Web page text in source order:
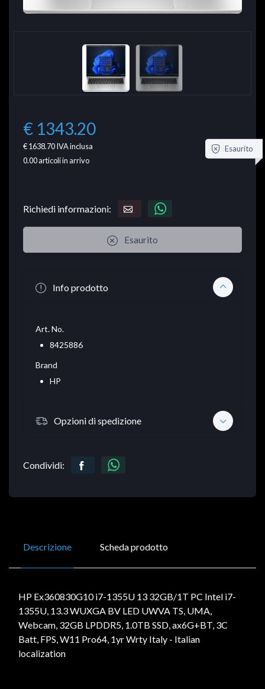
€ 1343.20
€ 1638.70IVA inclusa
0.00articoli in arrivo
Esaurito
Richiedi informazioni:
Esaurito
Info prodotto
Art. No.
8425886
Brand
HP
Opzioni di spedizione
Condividi:
Descrizione Scheda prodotto
HP Ex360830G10 i7-1355U 13 32GB/1T PC Intel i7-
1355U, 13.3 WUXGA BV LED UWVA TS, UMA,
Webcam, 32GB LPDDR5, 1.0TB SSD, ax6G+BT, 3C
Batt, FPS, W11 Pro64, 1yr Wrty Italy - Italian
localization